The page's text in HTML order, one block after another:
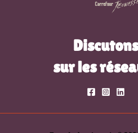
Discutons
sur les